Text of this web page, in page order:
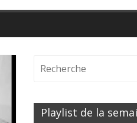
Playlist de la